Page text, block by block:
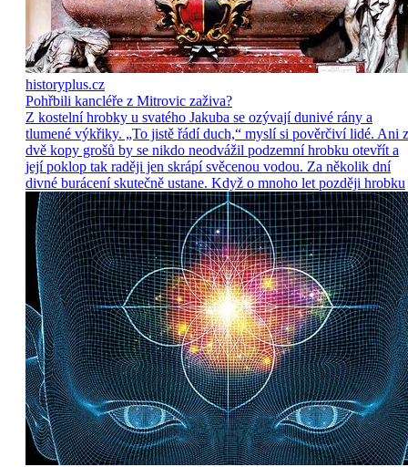
historyplus.cz
Pohřbili kancléře z Mitrovic zaživa?
Z kostelní hrobky u svatého Jakuba se ozývají dunivé rány a
tlumené výkřiky. „To jistě řádí duch,“ myslí si pověrčiví lidé. Ani
dvě kopy grošů by se nikdo neodvážil podzemní hrobku otevřít a
její poklop tak raději jen skrápí svěcenou vodou. Za několik dní
divné burácení skutečně ustane. Když o mnoho let později hrobku